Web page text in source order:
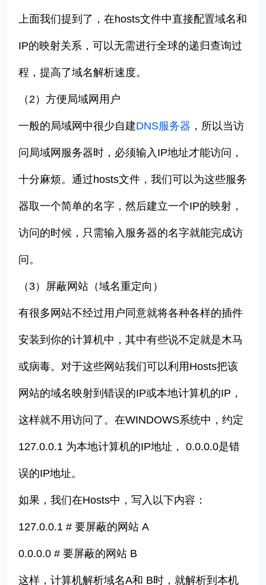
上面我们提到了，在hosts文件中直接配置域名和
IP的映射关系，可以无需进行全球的递归查询过
程，提高了域名解析速度。
（2）方便局域网用户
一般的局域网中很少自建DNS服务器 ，所以当访
问局域网服务器时，必须输入IP地址才能访问，
十分麻烦。通过hosts文件，我们可以为这些服务
器取一个简单的名字，然后建立一个IP的映射，
访问的时候，只需输入服务器的名字就能完成访
问。
（3） 屏蔽网站（域名重定向）
有很多网站不经过用户同意就将各种各样的插件
安装到你的计算机中，其中有些说不定就是木马
或病毒。对于这些网站我们可以利用Hosts把该
网站的域名映射到错误的IP或本地计算机的IP，
这样就不用访问了。在WINDOWS系统中，约定
127.0.0.1 为本地计算机的IP地址 ， 0.0.0.0是错
误的IP地址。
如果，我们在Hosts中，写入以下内容：
127.0.0.1 # 要屏蔽的网站 A
0.0.0.0 # 要屏蔽的网站 B
这样，计算机解析域名A和 B时，就解析到本机